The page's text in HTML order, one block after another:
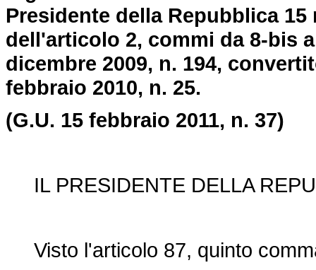
Presidente della Repubblica 15
dell'articolo 2, commi da 8-bis
dicembre 2009, n. 194,
febbraio 2010, n. 25.
(G.U. 15 febbraio 2011, n. 37)
IL PRESIDENTE DELLA
Visto l'articolo 87, quinto